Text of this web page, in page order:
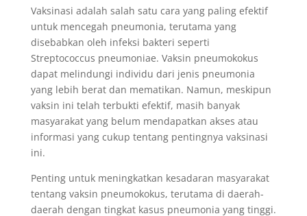
Vaksinasi adalah salah satu cara yang paling efektif
untuk mencegah pneumonia, terutama yang
disebabkan oleh infeksi bakteri seperti
Streptococcus pneumoniae. Vaksin pneumokokus
dapat melindungi individu dari jenis pneumonia
yang lebih berat dan mematikan. Namun, meskipun
vaksin ini telah terbukti efektif, masih banyak
masyarakat yang belum mendapatkan akses atau
informasi yang cukup tentang pentingnya vaksinasi
ini.
Penting untuk meningkatkan kesadaran masyarakat
tentang vaksin pneumokokus, terutama di daerah-
daerah dengan tingkat kasus pneumonia yang tinggi.